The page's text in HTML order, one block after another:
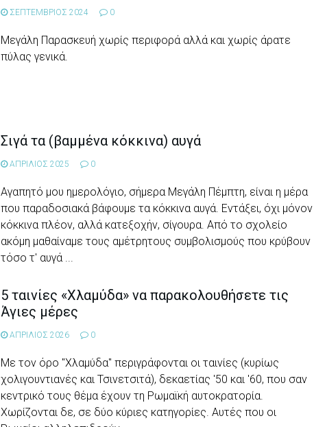
ΣΕΠΤΕΜΒΡΙΟΣ 2024 0
Μεγάλη Παρασκευή χωρίς περιφορά αλλά και χωρίς άρατε
πύλας γενικά.
Σιγά τα (βαμμένα κόκκινα) αυγά
ΑΠΡΙΛΙΟΣ 2025 0
Αγαπητό μου ημερολόγιο, σήμερα Μεγάλη Πέμπτη, είναι η μέρα
που παραδοσιακά βάφουμε τα κόκκινα αυγά. Εντάξει, όχι μόνον
κόκκινα πλέον, αλλά κατεξοχήν, σίγουρα. Από το σχολείο
ακόμη μαθαίναμε τους αμέτρητους συμβολισμούς που κρύβουν
τόσο τ' αυγά ...
5 ταινίες «Χλαμύδα» να παρακολουθήσετε τις
Άγιες μέρες
ΑΠΡΙΛΙΟΣ 2026 0
Με τον όρο "Χλαμύδα" περιγράφονται οι ταινίες (κυρίως
χολιγουντιανές και Τσινετσιτά), δεκαετίας '50 και '60, που σαν
κεντρικό τους θέμα έχουν τη Ρωμαϊκή αυτοκρατορία.
Χωρίζονται δε, σε δύο κύριες κατηγορίες. Αυτές που οι